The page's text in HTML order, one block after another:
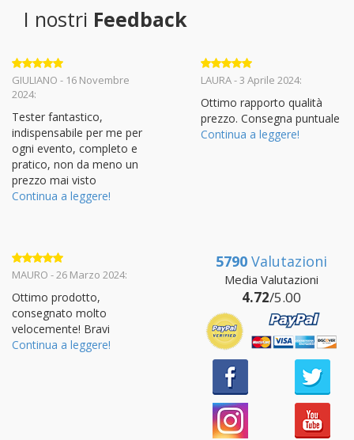
I nostri Feedback
Valutato 5
su 5
GIULIANO - 16 Novembre
2024:
Tester fantastico,
indispensabile per me per
ogni evento, completo e
pratico, non da meno un
prezzo mai visto
Continua a leggere!
Valutato 5
LAURA - 3 Aprile 2024:
Ottimo rapporto qualità
prezzo. Consegna puntuale
Continua a leggere!
Valutato5
MAURO - 26 Marzo 2024:
Ottimo prodotto,
consegnato molto
velocemente! Bravi
Continua a leggere!
5790 Valutazioni
Media Valutazioni
4.72/5.00